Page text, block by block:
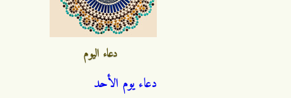
دعاء اليوم
دعاء يوم الأحد